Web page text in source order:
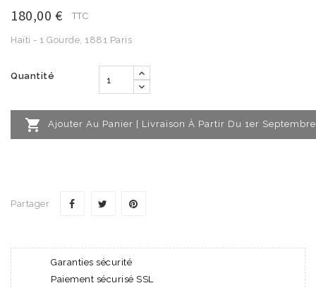
180,00 € TTC
Haïti - 1 Gourde, 1881 Paris
Quantité
 Ajouter Au Panier | Livraison À Partir Du 1er Septembre
Partager
Garanties sécurité
Paiement sécurisé SSL